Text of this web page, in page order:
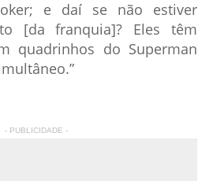
e daí se não estiver
[da franquia]? Eles têm
quadrinhos do Superman
- PUBLICIDADE -